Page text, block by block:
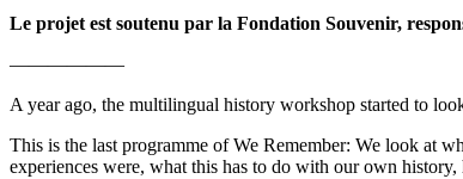
Le projet est soutenu par la Fondation Souvenir,
——————
A year ago, the multilingual history workshop started to
This is the last programme of We Remember: We look at
experiences were, what this has to do with our own